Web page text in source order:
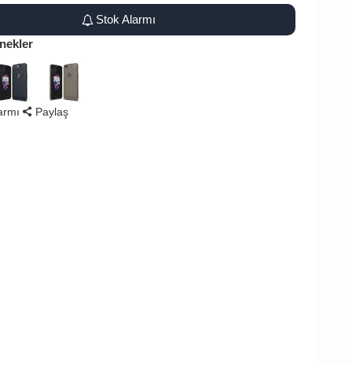
Stok Alarmı
Paylaş